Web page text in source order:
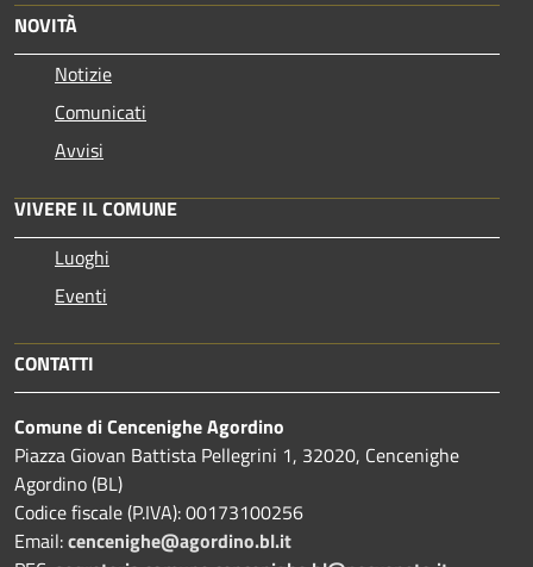
NOVITÀ
Notizie
Comunicati
Avvisi
VIVERE IL COMUNE
Luoghi
Eventi
CONTATTI
Comune di Cencenighe Agordino
Piazza Giovan Battista Pellegrini 1, 32020, Cencenighe
Agordino (BL)
Codice fiscale (P.IVA): 00173100256
Email:cencenighe@agordino.bl.it